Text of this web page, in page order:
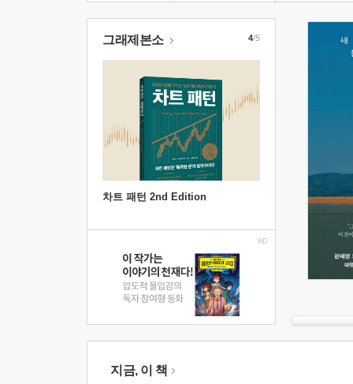
그래제본소
차트 패턴 2nd Edition
4/5
지금, 이 책